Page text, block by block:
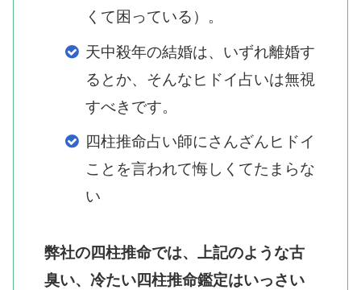
くて困っている）。
天中殺年の結婚は、いずれ離婚す
るとか、そんなヒドイ占いは無視
すべきです。
四柱推命占い師にさんざんヒドイ
ことを言われて悔しくてたまらな
い
弊社の四柱推命では、上記のような古
臭い、冷たい四柱推命鑑定はいっさい